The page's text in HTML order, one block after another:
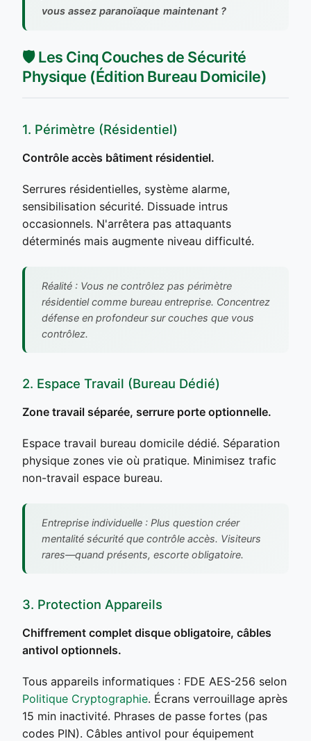
vous assez paranoïaque maintenant ?
🛡️ Les Cinq Couches de Sécurité
Physique (Édition Bureau Domicile)
1. Périmètre (Résidentiel)
Contrôle accès bâtiment résidentiel.
Serrures résidentielles, système alarme,
sensibilisation sécurité. Dissuade intrus
occasionnels. N'arrêtera pas attaquants
déterminés mais augmente niveau difficulté.
Réalité : Vous ne contrôlez pas périmètre
résidentiel comme bureau entreprise. Concentrez
défense en profondeur sur couches que vous
contrôlez.
2. Espace Travail (Bureau Dédié)
Zone travail séparée, serrure porte optionnelle.
Espace travail bureau domicile dédié. Séparation
physique zones vie où pratique. Minimisez trafic
non-travail espace bureau.
Entreprise individuelle : Plus question créer
mentalité sécurité que contrôle accès. Visiteurs
rares—quand présents, escorte obligatoire.
3. Protection Appareils
Chiffrement complet disque obligatoire, câbles
antivol optionnels.
Tous appareils informatiques : FDE AES-256 selon
Politique Cryptographie. Écrans verrouillage après
15 min inactivité. Phrases de passe fortes (pas
codes PIN). Câbles antivol pour équipement